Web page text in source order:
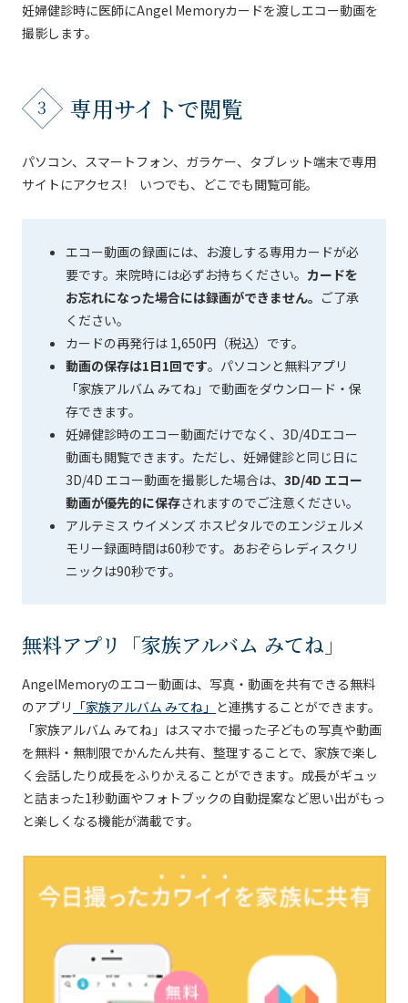
妊婦健診時に医師にAngel Memoryカードを渡しエコー動画を
撮影します。
専用サイトで閲覧
パソコン、スマートフォン、ガラケー、タブレット端末で専用
サイトにアクセス! いつでも、どこでも閲覧可能。
エコー動画の録画には、お渡しする専用カードが必
要です。来院時には必ずお持ちください。 カードを
お忘れになった場合には録画ができません。 ご了承
ください。
カードの再発行は 1,650円（税込）です。
動画の保存は1日1回です。パソコンと無料アプリ
「家族アルバム みてね」で動画をダウンロード・保
存できます。
妊婦健診時のエコー動画だけでなく、3D/4Dエコー
動画も閲覧できます。ただし、妊婦健診と同じ日に
3D/4D エコー動画を撮影した場合は、 3D/4D エコー
動画が優先的に保存されますのでご注意ください。
アルテミス ウイメンズ ホスピタルでのエンジェルメ
モリー録画時間は60秒です。あおぞらレディスクリ
ニックは90秒です。
無料アプリ「家族アルバム みてね」
AngelMemoryのエコー動画は、写真・動画を共有できる無料
のアプリ 「家族アルバム みてね」 と連携することができます。
「家族アルバム みてね」はスマホで撮った子どもの写真や動画
を無料・無制限でかんたん共有、整理することで、家族で楽し
く会話したり成長をふりかえることができます。成長がギュッ
と詰まった1秒動画やフォトブックの自動提案など思い出がもっ
と楽しくなる機能が満載です。